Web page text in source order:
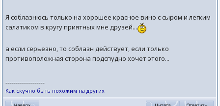
Я соблазнюсь только на хорошее красное вино с сыром и легким
салатиком в кругу приятных мне друзей...
а если серьезно, то соблазн действует, если только
противоположная сторона подспудно хочет этого...
--------------------
Как скучно быть похожим на других